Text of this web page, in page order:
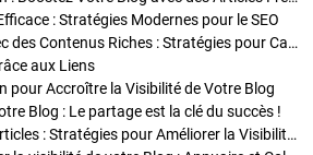
: Stratégies Modernes pour le SEO
Enrichir Vos Articles avec des Contenus Riches : Stratégies pour Captiver et Optimiser
aux Liens
pour Accroître la Visibilité de Votre Blog
Blog : Le partage est la clé du succès !
Optimisation SEO des Articles : Stratégies pour Améliorer la Visibilité de Votre Blog